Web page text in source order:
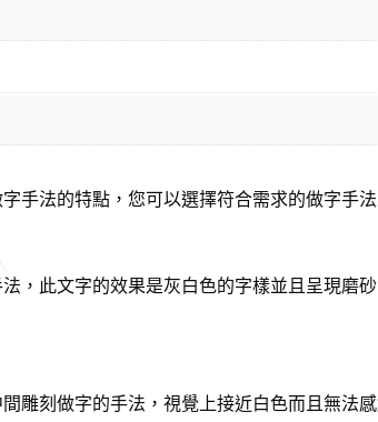
手法的特點，您可以選擇符合需求的做字手
，此文字的效果是灰白色的字樣並且呈現磨
雕刻做字的手法，視覺上接近白色而且無法